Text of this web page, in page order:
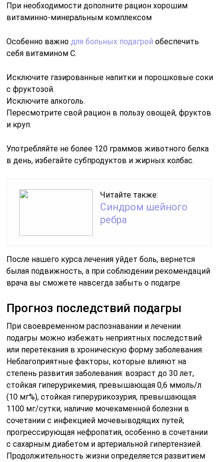
При необходимости дополните рацион хорошим
витаминно-минеральным комплексом
Особенно важнодля больных подагрой обеспечить
себя витамином C.
Исключите газированные напитки и порошковые соки
с фруктозой.
Исключите алкоголь.
Пересмотрите свой рацион в пользу овощей, фруктов
и круп.
Употребляйте не более 120 граммов животного белка
в день, избегайте субпродуктов и жирных колбас.
Читайте также:
Синдром шейного
ребра
После нашего курса лечения уйдет боль, вернется
былая подвижность, а при соблюдении рекомендаций
врача вы сможете навсегда забыть о подагре.
Прогноз последствий подагры
При своевременном распознавании и лечении
подагры можно избежать неприятных последствий
или перетекания в хроническую форму заболевания.
Неблагоприятные факторы, которые влияют на
степень развития заболевания: возраст до 30 лет,
стойкая гиперурикемия, превышающая 0,6 ммоль/л
(10 мг%), стойкая гиперурикозурия, превышающая
1100 мг/сутки, наличие мочекаменной болезни в
сочетании с инфекцией мочевыводящих путей;
прогрессирующая нефропатия, особенно в сочетании
с сахарным диабетом и артериальной гипертензией.
Продолжительность жизни определяется развитием